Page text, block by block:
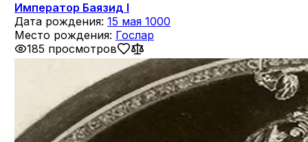
Император Баязид I
Дата рождения: 15 мая 1000
Место рождения: Гослар
185 просмотров